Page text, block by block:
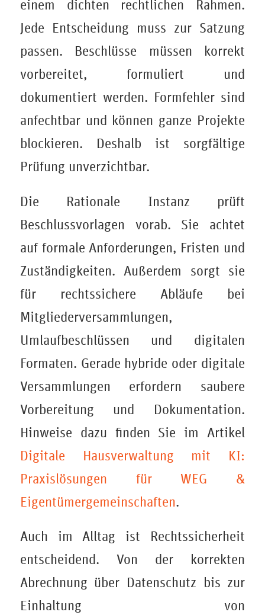
einem dichten rechtlichen Rahmen.
Jede Entscheidung muss zur Satzung
passen. Beschlüsse müssen korrekt
vorbereitet, formuliert und
dokumentiert werden. Formfehler sind
anfechtbar und können ganze Projekte
blockieren. Deshalb ist sorgfältige
Prüfung unverzichtbar.
Die Rationale Instanz prüft
Beschlussvorlagen vorab. Sie achtet
auf formale Anforderungen, Fristen und
Zuständigkeiten. Außerdem sorgt sie
für rechtssichere Abläufe bei
Mitgliederversammlungen,
Umlaufbeschlüssen und digitalen
Formaten. Gerade hybride oder digitale
Versammlungen erfordern saubere
Vorbereitung und Dokumentation.
Hinweise dazu finden Sie im Artikel
Digitale Hausverwaltung mit KI:
Praxislösungen für WEG &
Eigentümergemeinschaften.
Auch im Alltag ist Rechtssicherheit
entscheidend. Von der korrekten
Abrechnung über Datenschutz bis zur
Einhaltung von